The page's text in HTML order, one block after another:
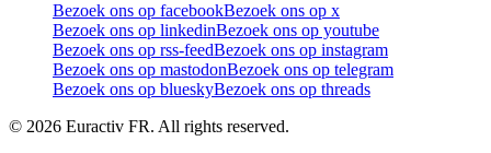
Bezoek ons op facebookBezoek ons op x
Bezoek ons op linkedinBezoek ons op youtube
Bezoek ons op rss-feedBezoek ons op instagram
Bezoek ons op mastodonBezoek ons op telegram
Bezoek ons op blueskyBezoek ons op threads
© 2026 Euractiv FR. All rights reserved.